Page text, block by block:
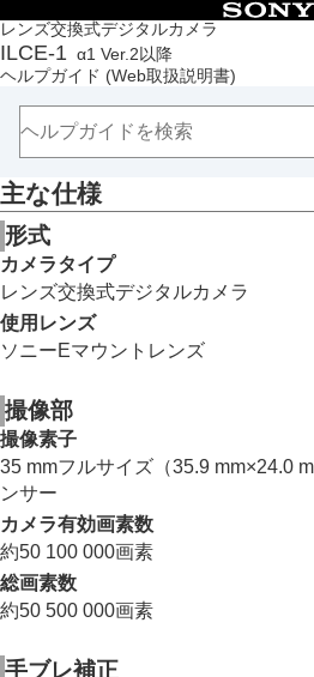
レンズ交換式デジタルカメラ
ILCE-1 α1 Ver.2以降
ヘルプガイド (Web取扱説明書)
目次
トップページ
ヘルプガイドの使いかた
本体と付属品を確認する
本機の基本操作
準備/基本的な撮影
MENU一覧から機能を探す
撮影機能を活用する
カメラをカスタマイズする
再生する
カメラの設定を変更する
パソコンでできること
クラウドサービスを利用する
資料
マルチインターフェースシュ
縦位置グリップについて
マウントアダプターについて
マルチバッテリーアダプター
静止画の記録可能枚数
モニターに表示されるアイコン
主な仕様
形式
カメラタイプ
レンズ交換式デジタルカメラ
使用レンズ
ソニーEマウントレンズ
撮像部
撮像素子
35 mmフルサイズ（35.9 mm×24.0
ンサー
カメラ有効画素数
約50 100 000画素
総画素数
約50 500 000画素
手ブレ補正